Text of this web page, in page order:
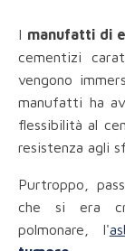
I manufatti di
cementizi
vengono
manufatti ha
flessibilità al
resistenza agli
Purtroppo,
che si era
polmonare, l'